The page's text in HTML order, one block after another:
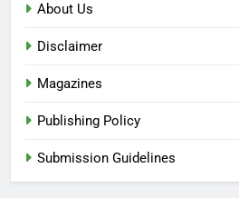
About Us
Disclaimer
Magazines
Publishing Policy
Submission Guidelines